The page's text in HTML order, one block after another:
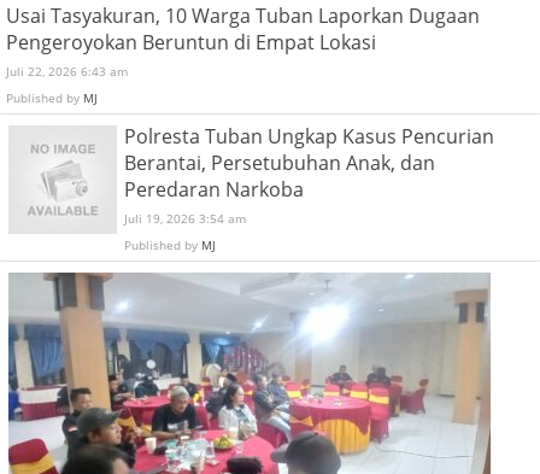
Usai Tasyakuran, 10 Warga Tuban Laporkan Dugaan
Pengeroyokan Beruntun di Empat Lokasi
Juli 22, 2026 6:43 am
Published by MJ
Polresta Tuban Ungkap Kasus Pencurian
Berantai, Persetubuhan Anak, dan
Peredaran Narkoba
Juli 19, 2026 3:54 am
Published by MJ